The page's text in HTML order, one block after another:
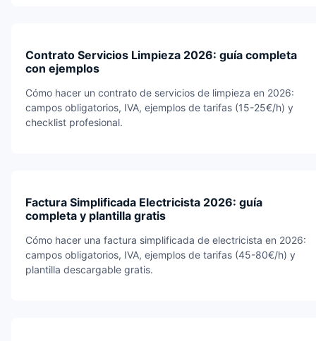
Contrato Servicios Limpieza 2026: guía completa
con ejemplos
Cómo hacer un contrato de servicios de limpieza en 2026:
campos obligatorios, IVA, ejemplos de tarifas (15-25€/h) y
checklist profesional.
Factura Simplificada Electricista 2026: guía
completa y plantilla gratis
Cómo hacer una factura simplificada de electricista en 2026:
campos obligatorios, IVA, ejemplos de tarifas (45-80€/h) y
plantilla descargable gratis.